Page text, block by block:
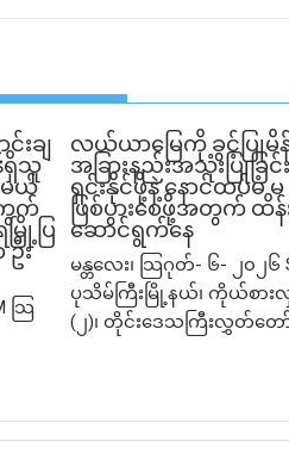
းချ
ရှိသူ
မယ်
က်
ြို့ပြ
ဦး
သြ
လယ်ယာမြေကို ခွင့်ပြုမိ
အခြားနည်းအသုံးပြုခြင်
ရှင်းနိုင်ဖို့နဲ့ နောင်ထပ်မံ မ
ဖြစ်ပွားစေဖို့အတွက် ထိန်
ဆောင်ရွက်နေ
မန္တလေး၊ သြဂုတ်- ၆- ၂၀၂၆
ပုသိမ်ကြီးမြို့နယ်၊ ကိုယ်စာ
(၂)၊ တိုင်းဒေသကြီးလွှတ်တော်